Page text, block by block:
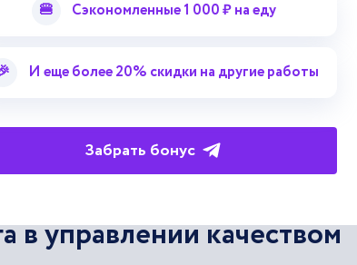
и управленческих процессов,
работ, внутренний контроль,
и ввод в эксплуатацию, техническое
в конце полезного срока службы.
используются в рамках инжиниринга
управлении качеством
🍔 Сэкономленные 1 000 ₽ на еду
И еще более 20% скидки на другие работы
Забрать бонус